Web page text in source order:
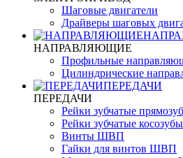
Шаговые двигатели
Драйверы шаговых
НАПРАВЛЯЮЩИЕ
Профильные
Цилиндрические
ПЕРЕДАЧИ
ПЕРЕДАЧИ
Рейки зубчатые
Рейки зубчатые
Винты ШВП
Гайки для винтов ШВП